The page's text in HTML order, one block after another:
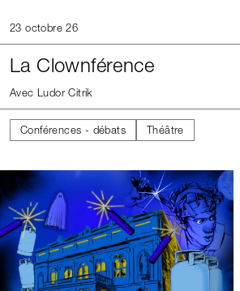
23 octobre 26
La Clownférence
Avec Ludor Citrik
Conférences - débats Théâtre